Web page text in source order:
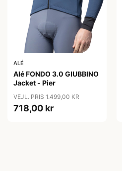
ALÉ
Alé FONDO 3.0 GIUBBINO
Jacket - Pier
VEJL. PRIS 1.499,00 KR
718,00 kr